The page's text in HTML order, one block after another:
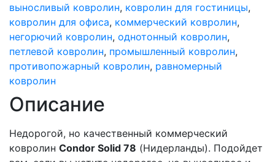
выносливый ковролин, ковролин для гостиницы,
ковролин для офиса, коммерческий ковролин,
негорючий ковролин, однотонный ковролин,
петлевой ковролин, промышленный ковролин,
противопожарный ковролин, равномерный
ковролин
Описание
Недорогой, но качественный коммерческий
ковролин Condor Solid 78 (Нидерланды). Подойдет